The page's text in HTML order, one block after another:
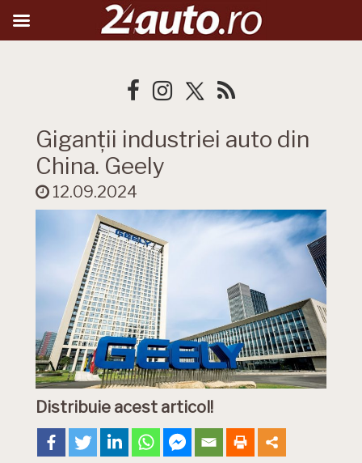
Giganții industriei auto din
China. Geely
12.09.2024
Distribuie acest articol!